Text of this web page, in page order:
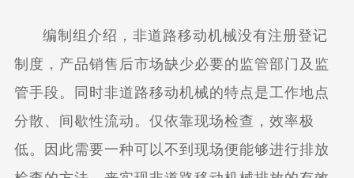
编制组介绍，非道路移动机械没有注册登记
制度，产品销售后市场缺少必要的监管部门及监
管手段。同时非道路移动机械的特点是工作地点
分散、间歇性流动。仅依靠现场检查，效率极
低。因此需要一种可以不到现场便能够进行排放